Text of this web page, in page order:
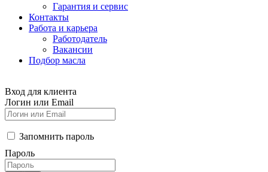
Гарантия и сервис
Контакты
Работа и карьера
Работодатель
Вакансии
Подбор масла
Вход для клиента
Логин или Email
Запомнить пароль
Пароль